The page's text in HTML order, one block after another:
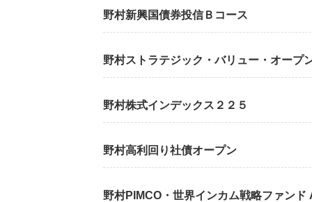
野村新興国債券投信Ｂコース
野村ストラテジック・バリュー・オープ
野村株式インデックス２２５
野村高利回り社債オープン
野村PIMCO・世界インカム戦略ファンド